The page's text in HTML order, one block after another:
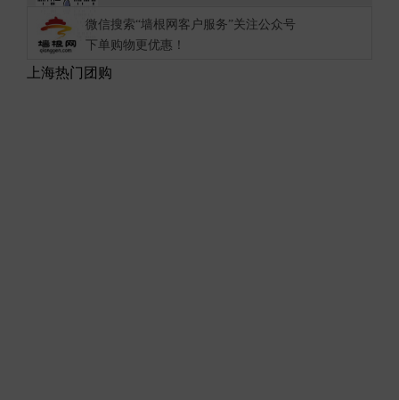
微信搜索“墙根网客户服务”关注公众号
下单购物更优惠！
上海热门团购